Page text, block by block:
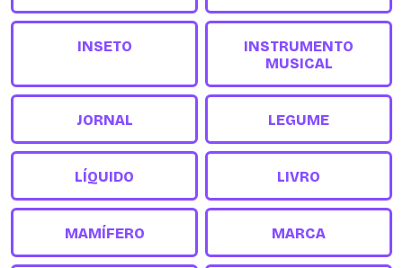
INSETO
INSTRUMENTO
MUSICAL
JORNAL LEGUME
LÍQUIDO LIVRO
MAMÍFERO MARCA